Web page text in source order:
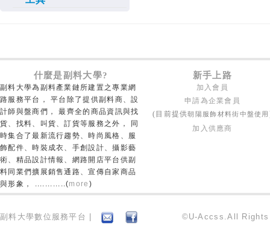
什麼是副料大學? 新手上路
副料大學為副料產業鏈所建置之專業網
路服務平台， 平台除了提供副料商、設
計師與盤商們， 最齊全的商品資訊與找
貨、找料、叫貨、訂貨等服務之外， 同
時集合了最新流行趨勢、時尚風格、服
飾配件、時裝成衣、手創設計、攝影藝
術、精品設計情報、網路開店平台供副
料同業們擴展銷售通路、宣傳自家商品
與形象， ............(more )
加入會員
申請為企業會員
(目前提供朝陽服飾材料街中盤使用
加入供應商
副料大學數位服務平台 | ©U-Accss.All Rights